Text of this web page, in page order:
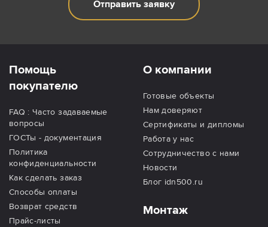
Отправить заявку
Помощь
покупателю
FAQ : Часто задаваемые
вопросы
ГОСТы - документация
Политика
конфиденциальности
Как сделать заказ
Способы оплаты
Возврат средств
Прайс-листы
О компании
Готовые объекты
Нам доверяют
Сертификаты и дипломы
Работа у нас
Сотрудничество с нами
Новости
Блог idn500.ru
Монтаж